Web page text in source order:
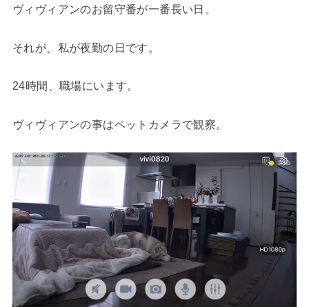
ヴィヴィアンのお留守番が一番長い日。
それが、私が夜勤の日です。
24時間、職場にいます。
ヴィヴィアンの事はペットカメラで観察。